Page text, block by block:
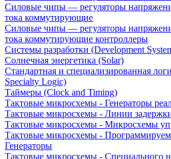
Силовые чипы — регуляторы
тока коммутирующие
Силовые чипы — регуляторы
тока коммутирующие контроллеры
Системы разработки (Development
Солнечная энергетика (Solar)
Стандартная и специализированная
Specialty Logic)
Таймеры (Clock and Timing)
Тактовые микросхемы - Генераторы
Тактовые микросхемы - Линии
Тактовые микросхемы - Микросхемы
Тактовые микросхемы -
Генераторы
Тактовые микросхемы - Специального